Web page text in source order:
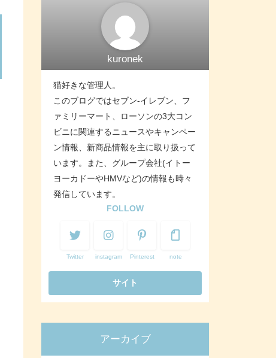
kuronek
猫好きな管理人。
このブログではセブン-イレブン、フ
ァミリーマート、ローソンの3大コン
ビニに関連するニュースやキャンペー
ン情報、新商品情報を主に取り扱って
います。また、グループ会社(イトー
ヨーカドーやHMVなど)の情報も時々
発信しています。
FOLLOW
Twitter instagram Pinterest note
アーカイブ